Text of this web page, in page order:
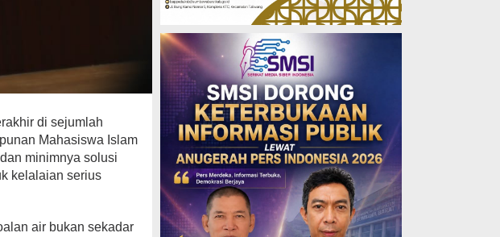
di sejumlah
Mahasiswa Islam
minimnya solusi
kelalaian serius
air bukan sekadar